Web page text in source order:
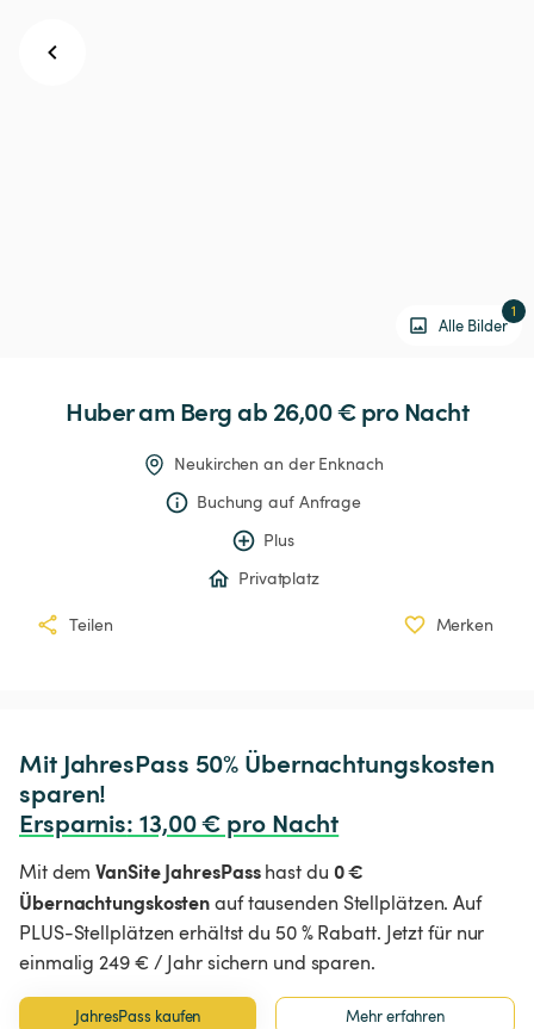
Alle Bilder
1
Huberam Berg ab 26,00 € pro Nacht
Neukirchen an der Enknach
Buchung auf Anfrage
Plus
Privatplatz
Teilen Merken
Mit JahresPass 50% Übernachtungskosten
Ersparnis: 13,00 € pro Nacht
Mit demVanSite JahresPasshast du 0 €
Übernachtungskostenauf tausenden Stellplätzen. Auf
PLUS-Stellplätzen erhältst du 50 % Rabatt. Jetzt für nur
einmalig 249 € / Jahr sichern und sparen.
JahresPass kaufen Mehr erfahren